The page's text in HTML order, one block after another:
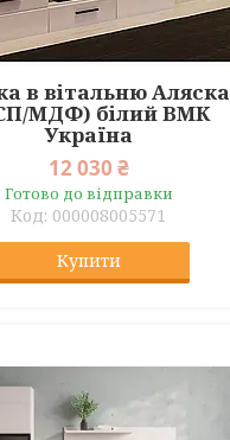
в вітальню Аляска
МДФ) білий ВМК
Україна
12 030 ₴
Готово до відправки
000008005571
Купити